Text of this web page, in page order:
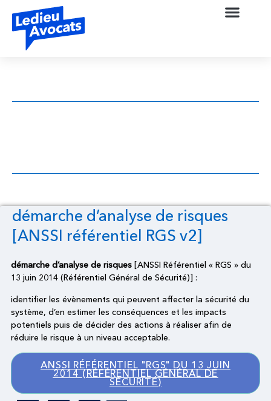
démarche d’analyse de risques
[ANSSI référentiel RGS v2]
démarche d’analyse de risques [ANSSI Référentiel « RGS » du
13 juin 2014 (Référentiel Général de Sécurité)] :
identifier les évènements qui peuvent affecter la sécurité du
système, d’en estimer les conséquences et les impacts
potentiels puis de décider des actions à réaliser afin de
réduire le risque à un niveau acceptable.
ANSSI RÉFÉRENTIEL "RGS" DU 13 JUIN
2014 (RÉFÉRENTIEL GÉNÉRAL DE
SÉCURITÉ)